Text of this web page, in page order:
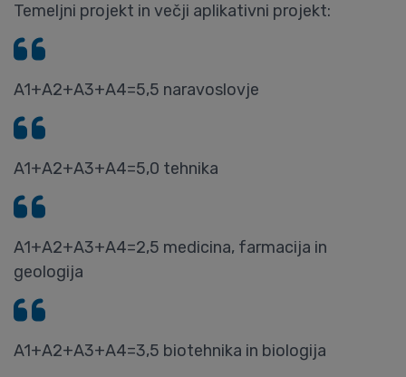
Temeljni projekt in večji aplikativni projekt:
A1+A2+A3+A4=5,5 naravoslovje
A1+A2+A3+A4=5,0 tehnika
A1+A2+A3+A4=2,5 medicina, farmacija in
geologija
A1+A2+A3+A4=3,5 biotehnika in biologija